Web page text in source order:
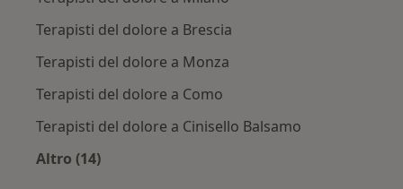
Terapisti del dolore a Brescia
Terapisti del dolore a Monza
Terapisti del dolore a Como
Terapisti del dolore a Cinisello Balsamo
Altro (14)